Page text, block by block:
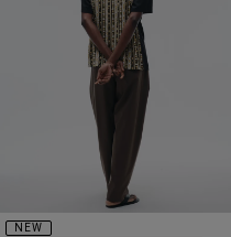
NEW